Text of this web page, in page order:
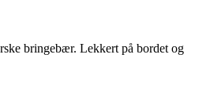
bringebær. Lekkert på bordet og